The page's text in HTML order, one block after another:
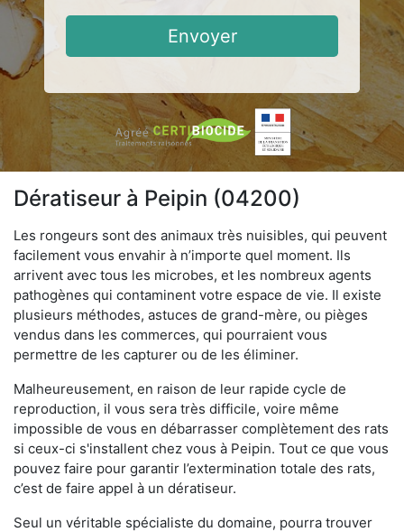
Envoyer
Dératiseur à Peipin (04200)
Les rongeurs sont des animaux très nuisibles, qui peuvent
facilement vous envahir à n’importe quel moment. Ils
arrivent avec tous les microbes, et les nombreux agents
pathogènes qui contaminent votre espace de vie. Il existe
plusieurs méthodes, astuces de grand-mère, ou pièges
vendus dans les commerces, qui pourraient vous
permettre de les capturer ou de les éliminer.
Malheureusement, en raison de leur rapide cycle de
reproduction, il vous sera très difficile, voire même
impossible de vous en débarrasser complètement des rats
si ceux-ci s'installent chez vous à Peipin. Tout ce que vous
pouvez faire pour garantir l’extermination totale des rats,
c’est de faire appel à un dératiseur.
Seul un véritable spécialiste du domaine, pourra trouver